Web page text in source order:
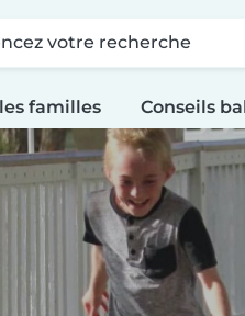
votre recherche
familles Conseils